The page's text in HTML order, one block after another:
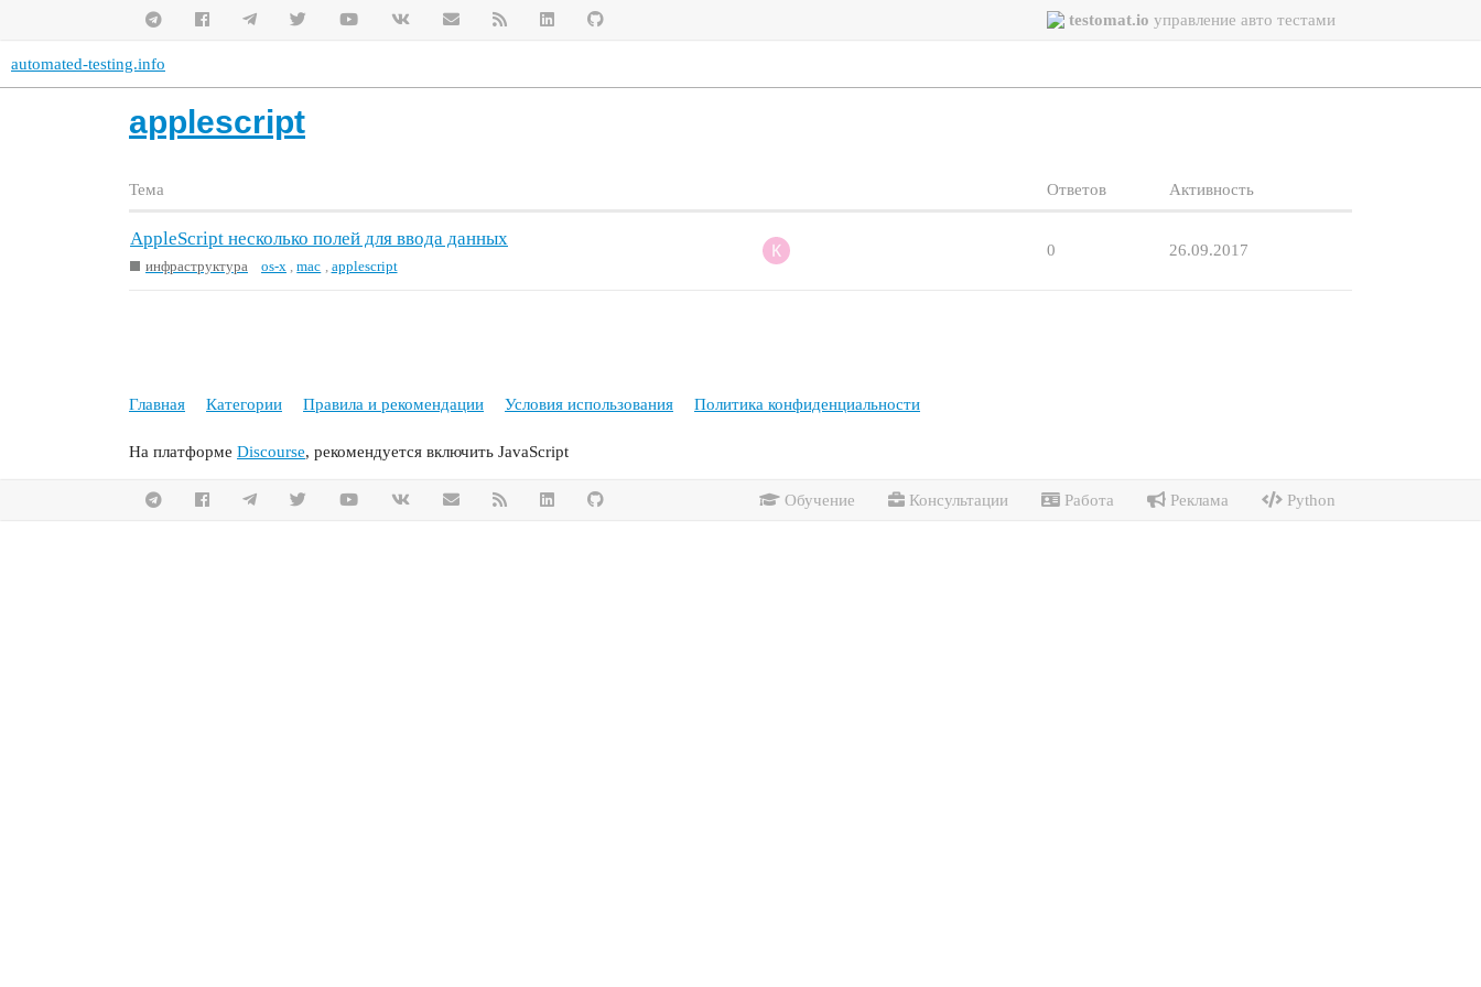
testomat.io управление авто тестами
automated-testing.info
applescript
Тема Ответов Активность
AppleScript несколько полей для ввода данных
инфраструктура os-x ,mac applescript
0 26.09.2017
Главная Категории Правила и рекомендации Условия использования Политика конфиденциальности
На платформе Discourse, рекомендуется включить JavaScript
Python
Реклама
Работа
Консультации
Обучение